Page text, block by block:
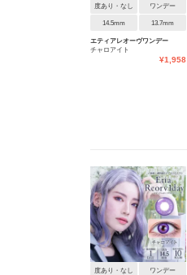
度あり・なし ワンデー
14.5mm 13.7mm
エティアレオーヴワンデー
チャロアイト
¥1,958
度あり・なし ワンデー